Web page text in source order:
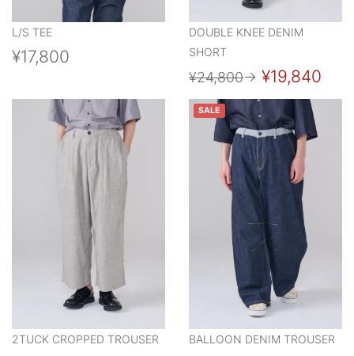
L/S TEE
¥17,800
DOUBLE KNEE DENIM
SHORT
¥24,800→ ¥19,840
2TUCK CROPPED TROUSER
SALE
BALLOON DENIM TROUSER